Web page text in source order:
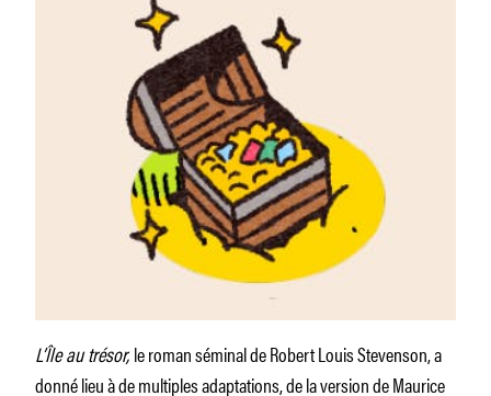
L’Île au trésor,le roman séminal de Robert Louis Stevenson, a
donné lieu à de multiples adaptations, de la version de Maurice